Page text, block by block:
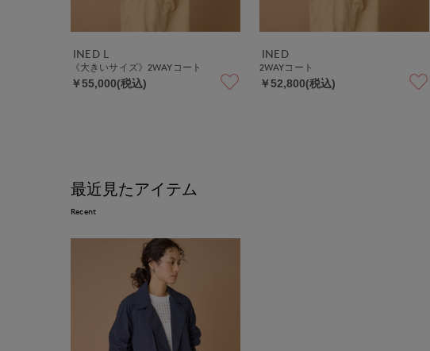
INED L
《大きいサイズ》2WAYコート
￥55,000(税込)
INED
2WAYコート
￥52,800(税込)
最近見たアイテム
Recent